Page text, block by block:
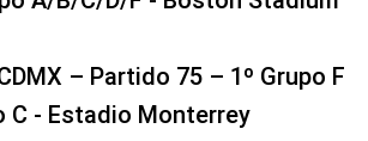
– Partido 75 – 1º Grupo F
C - Estadio Monterrey